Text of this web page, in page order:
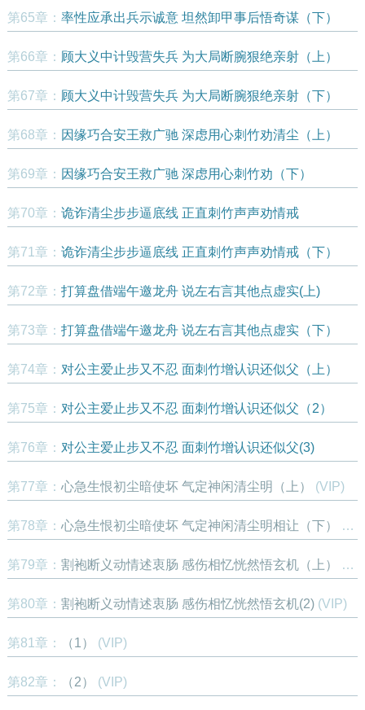
第65章： 率性应承出兵示诚意 坦然卸甲事后悟奇谋（下）
第66章： 顾大义中计毁营失兵 为大局断腕狠绝亲射（上）
第67章： 顾大义中计毁营失兵 为大局断腕狠绝亲射（下）
第68章： 因缘巧合安王救广驰 深虑用心刺竹劝清尘（上）
第69章： 因缘巧合安王救广驰 深虑用心刺竹劝（下）
第70章： 诡诈清尘步步逼底线 正直刺竹声声劝情戒
第71章： 诡诈清尘步步逼底线 正直刺竹声声劝情戒（下）
第72章： 打算盘借端午邀龙舟 说左右言其他点虚实(上)
第73章： 打算盘借端午邀龙舟 说左右言其他点虚实（下）
第74章： 对公主爱止步又不忍 面刺竹增认识还似父（上）
第75章： 对公主爱止步又不忍 面刺竹增认识还似父（2）
第76章： 对公主爱止步又不忍 面刺竹增认识还似父(3)
第77章： 心急生恨初尘暗使坏 气定神闲清尘明（上） (VIP)
第78章： 心急生恨初尘暗使坏 气定神闲清尘明相让（下）
第79章： 割袍断义动情述衷肠 感伤相忆恍然悟玄机（上）
第80章： 割袍断义动情述衷肠 感伤相忆恍然悟玄机(2)(VIP)
第81章： （1） (VIP)
第82章： （2） (VIP)